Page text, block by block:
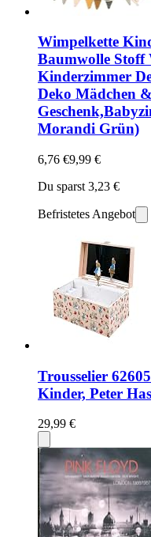
Wimpelkette
Baumwolle Stoff
Kinderzimmer
Deko Mädchen
Morandi Grün)
6,76 €9,99 €
Du sparst 3,23 €
Befristetes Angebot
Trousselier
Kinder, Peter
29,99 €